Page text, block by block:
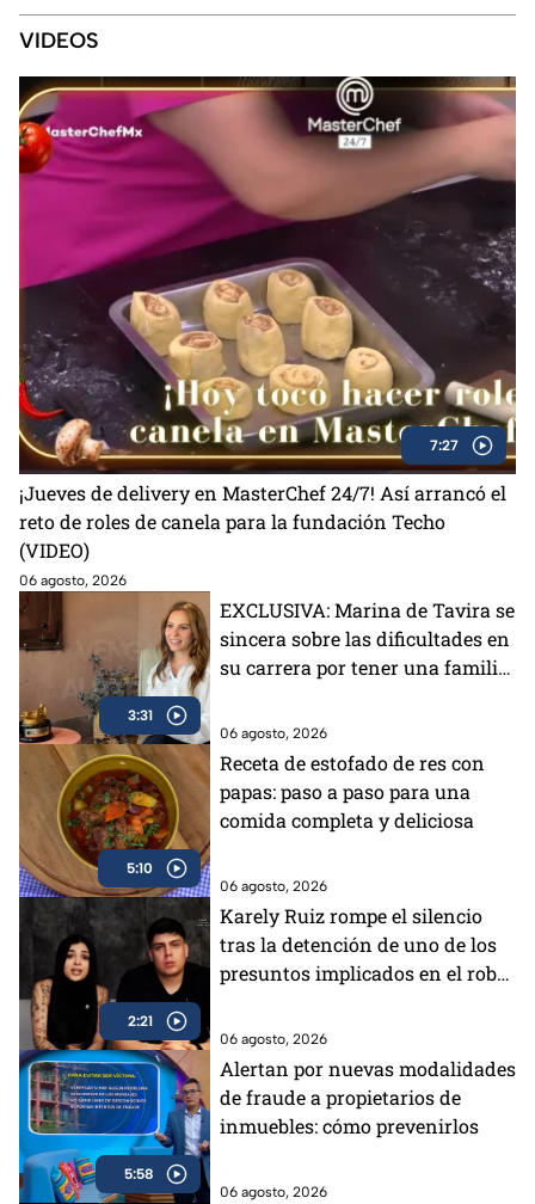
VIDEOS
7:27
¡Jueves de delivery en MasterChef 24/7! Así arrancó el
reto de roles de canela para la fundación Techo
(VIDEO)
06 agosto, 2026
3:31
EXCLUSIVA: Marina de Tavira se
sincera sobre las dificultades en
su carrera por tener una familia
06 agosto, 2026
5:10
Receta de estofado de res con
papas: paso a paso para una
comida completa y deliciosa
06 agosto, 2026
2:21
Karely Ruiz rompe el silencio
tras la detención de uno de los
presuntos implicados en el robo
06 agosto, 2026
5:58
Alertan por nuevas modalidades
de fraude a propietarios de
inmuebles: cómo prevenirlos
06 agosto, 2026